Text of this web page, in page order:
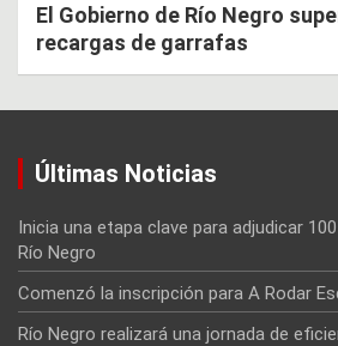
El Gobierno de Río Negro
recargas de garrafas
Últimas Noticias
Inicia una etapa clave para adjudicar
Río Negro
Comenzó la inscripción para A Rodar
Río Negro realizará una jornada de